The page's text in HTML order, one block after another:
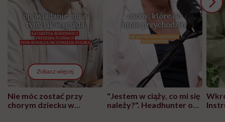
Zobacz więcej
Nie móc zostać przy
chorym dziecku w
"Jestem w ciąży, co mi się
należy?". Headhunter o